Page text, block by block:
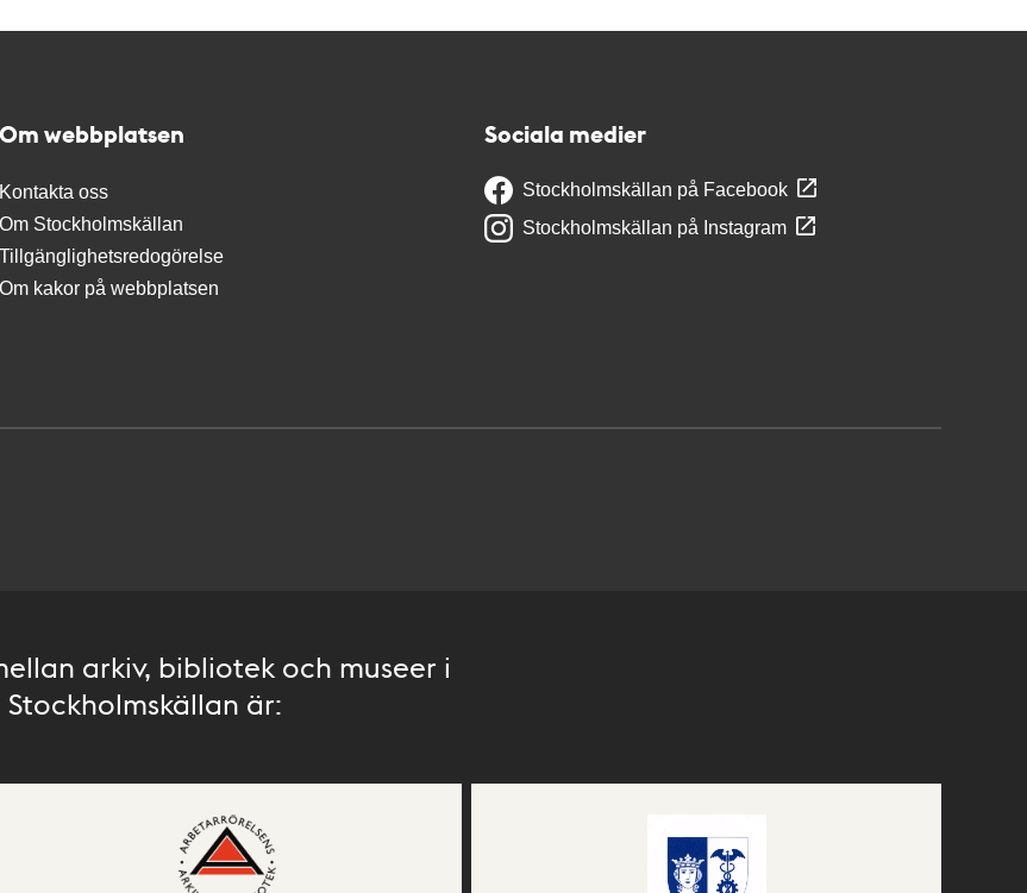
Om webbplatsen
Kontakta oss
Om Stockholmskällan
Tillgänglighetsredogörelse
Om kakor på webbplatsen
Sociala medier
Stockholmskällan på Facebook
Stockholmskällan på Instagram
arkiv, bibliotek och museer i
är: